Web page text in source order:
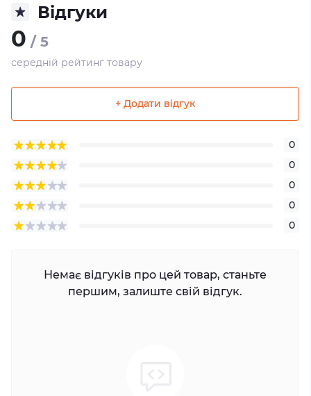
Відгуки
0 / 5
середній рейтинг товару
+ Додати відгук
0
0
0
0
0
Немає відгуків про цей товар, станьте
першим, залиште свій відгук.